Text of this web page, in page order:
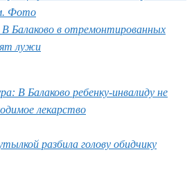
Фото
Балаково в отремонтированных
лужи
В Балаково ребенку-инвалиду не
лекарство
разбила голову обидчику